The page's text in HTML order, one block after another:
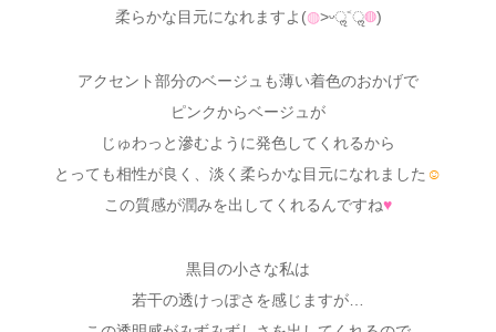
柔らかな目元になれますよ(◍˃ᵕॢ˂ॢ◍)
アクセント部分のベージュも薄い着色のおかげで
ピンクからベージュが
じゅわっと滲むように発色してくれるから
とっても相性が良く、淡く柔らかな目元になれました ☺
この質感が潤みを出してくれるんですね♥
黒目の小さな私は
若干の透けっぽさを感じますが…